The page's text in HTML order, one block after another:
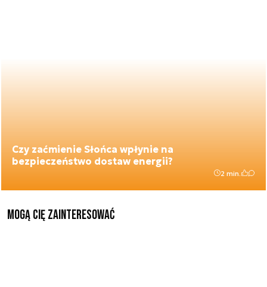
Czy zaćmienie Słońca wpłynie na
bezpieczeństwo dostaw energii?
2 min.
Mogą Cię zainteresować